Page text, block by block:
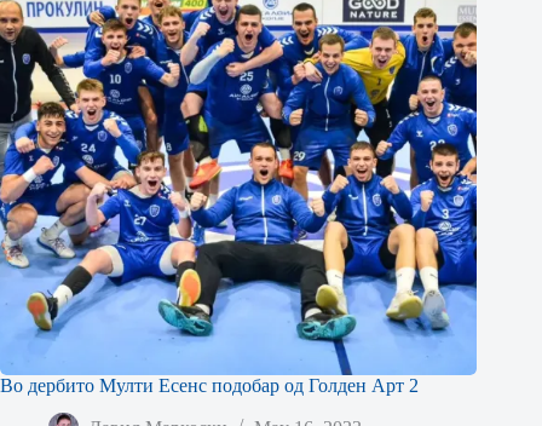
Во дербито Мулти Есенс подобар од Голден Арт 2